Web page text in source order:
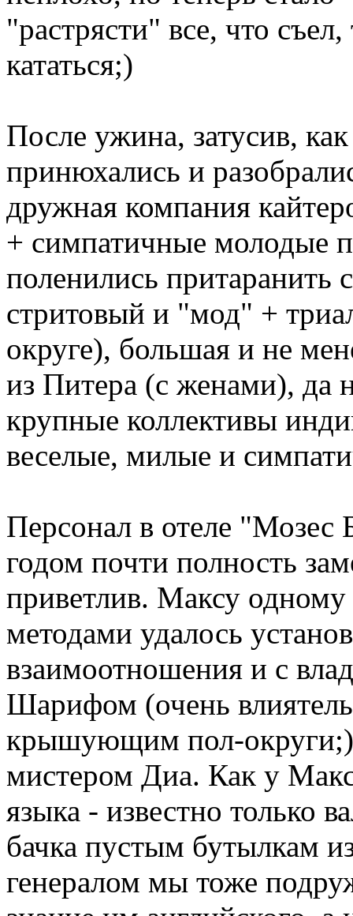
"растрясти" все, что
кататься;)
После ужина, затусив,
принюхались и
дружная компания
+ симпатичные молодые
поленились
стритовый и "мод" +
округе), большая и не
из Питера (с женами), да
крупные коллективы
веселые, милые и
Персонал в отеле
годом почти полность
приветлив. Максу
методами удалось
взаимоотношения и с
Шарифом (очень
крышующим пол-
мистером Диа. Как у
языка - известно только
бачка пустым бутылкам
генералом мы тоже